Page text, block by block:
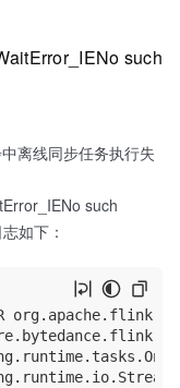
such
离线同步任务执行失
such
如下：